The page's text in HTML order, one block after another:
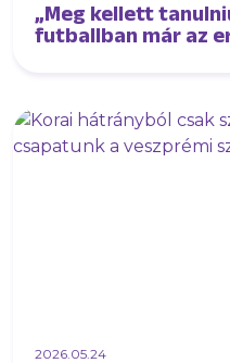
„Meg kellett
futballban már az
2026.05.24